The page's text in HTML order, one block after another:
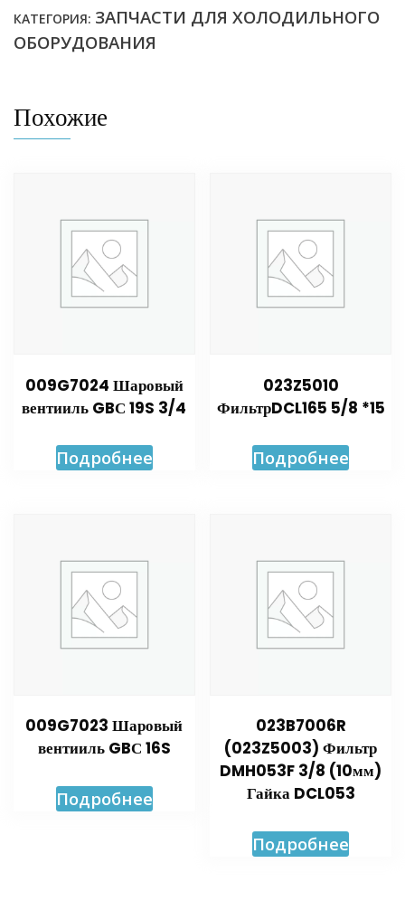
КАТЕГОРИЯ: ЗАПЧАСТИ ДЛЯ ХОЛОДИЛЬНОГО
ОБОРУДОВАНИЯ
Похожие
009G7024 Шаровый
вентииль GBС 19S 3/4
Подробнее
023Z5010
ФильтрDCL165 5/8 *15
Подробнее
009G7023 Шаровый
вентииль GBС 16S
Подробнее
023B7006R
(023Z5003) Фильтр
DMH053F 3/8 (10мм)
Гайка DCL053
Подробнее